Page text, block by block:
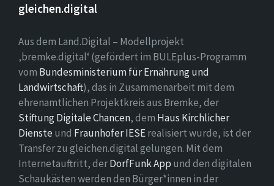
gleichen.digital
Aus dem Land.Digital – Modellprojekt
‚bremke.digital‘ (gefördert im BULEplus-Programm
vom Bundesministerium für Ernährung und
Landwirtschaft), das in Zusammenarbeit mit dem
ehrenamtlichen Projektkreis aus Bremke, der
Stiftung Digitale Chancen, dem Haus Kirchlicher
Dienste und Fraunhofer IESErealisiert wurde, ist der
Transfer zu gleichen.digital gelungen. Mit dem
Internetauftritt, derDorfFunk App und den digitalen
Schaukästen werden den Bürger*innen in der